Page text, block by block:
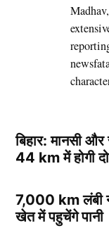
बिहार: मानसी
44 km में होगी
7,000 km लंबी
खेत में पहुचेंगे पानी